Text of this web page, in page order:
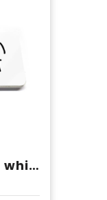
Naambadge met whiteboard folie